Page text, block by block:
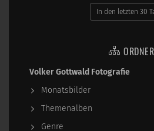
In den letzten 30
ORDNER
Volker Gottwald Fotografie
Monatsbilder
Themenalben
Genre